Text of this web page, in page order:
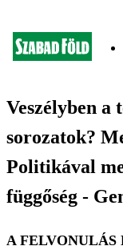
Veszélyben
sorozatok?
Politikával
függőség -
A